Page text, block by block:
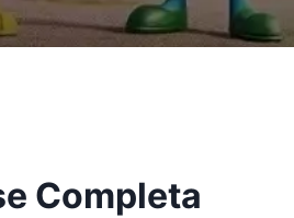
Completa